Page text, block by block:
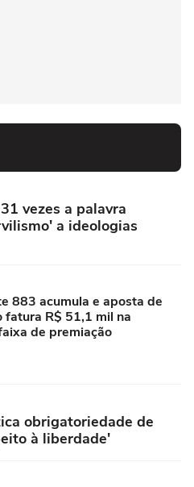
vezes a palavra
a ideologias
883 acumula e aposta de
fatura R$ 51,1 mil na
de premiação
obrigatoriedade de
à liberdade'